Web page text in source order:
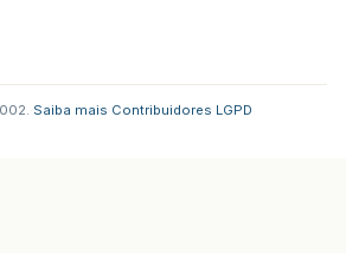
Saiba mais Contribuidores LGPD